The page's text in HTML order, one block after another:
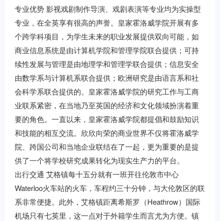
专业优势 影视戏剧制作导演、戏剧表演等专业均为实操型
专业，在全英享有很高的声誉。皇家霍洛威学院开展有多
个跨学科项目，为学生未来的职业发展提供双向可能，如
商业信息系统是由计算机学院和管理学院联合提供；可持
续性发展与管理是由地理学和管理学联合提供；信息安全
由数学系与计算机系联合提供；欧洲研究是由语言系和社
会科学系联合提供的。皇家霍洛威学院的研究工作与工商
业联系紧密，在当地乃至英国的经济和文化领域扮演着重
要的角色。一直以来，皇家霍洛威学院都提倡和鼓励知识
和技能的相互交流。欣欣向荣的商业世界不仅将霍洛威学
院、跨国公司和当地企业联结在了一起，更为重要的是提
供了一个将学校研究成果转化为现实生产力的平台。
出行交通 艾格镇每十五分就有一班开往伦敦市中心
Waterloo火车站的火车，车程约三十分钟，与大伦敦区的联
系非常便捷。此外，艾格镇距离希斯罗（Heathrow）国际
机场只有七英里，这一点对于外籍学生而言尤为方便。镇